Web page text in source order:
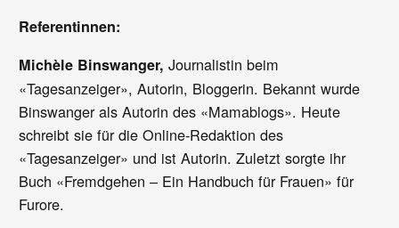
Referentinnen:
Michèle Binswanger,Journalistin beim
«Tagesanzeiger», Autorin, Bloggerin. Bekannt wurde
Binswanger als Autorin des «Mamablogs». Heute
schreibt sie für die Online-Redaktion des
«Tagesanzeiger» und ist Autorin. Zuletzt sorgte ihr
Buch «Fremdgehen – Ein Handbuch für Frauen» für
Furore.